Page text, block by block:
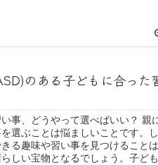
にとって楽しんで学習できる要素
のある子どもに合った
事、どうやって選べばいい？ 親
選ぶことは悩ましいことです。
る趣味や習い事を見つけること
しい宝物となるでしょう。子ど